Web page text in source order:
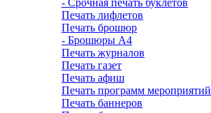
- Срочная печать буклетов
Печать лифлетов
Печать брошюр
- Брошюры А4
Печать журналов
Печать газет
Печать афиш
Печать программ мероприятий
Печать баннеров